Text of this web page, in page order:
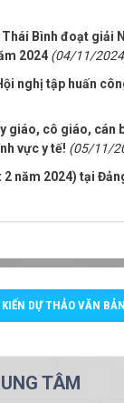
Bình đoạt giải
2024 (04/11/
nghị tập huấn
giáo, cô giáo,
vực y tế! (05/11/
năm 2024) tại
KIẾN DỰ THẢO VĂN
TÂM